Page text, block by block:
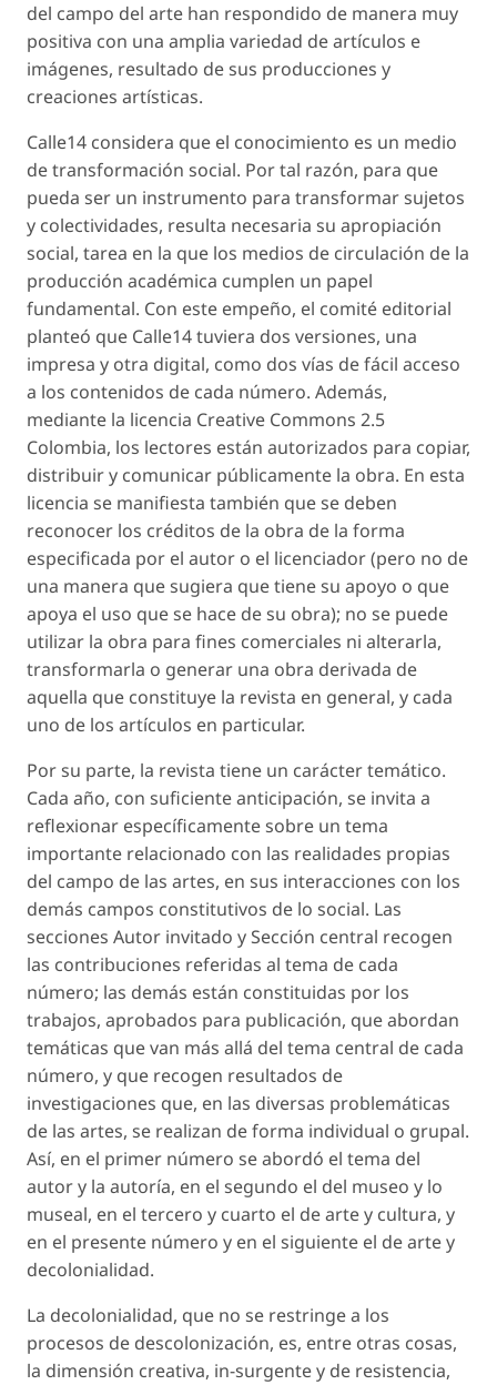
del campo del arte han respondido de manera muy
positiva con una amplia variedad de artículos e
imágenes, resultado de sus producciones y
creaciones artísticas.
Calle14 considera que el conocimiento es un medio
de transformación social. Por tal razón, para que
pueda ser un instrumento para transformar sujetos
y colectividades, resulta necesaria su apropiación
social, tarea en la que los medios de circulación de la
producción académica cumplen un papel
fundamental. Con este empeño, el comité editorial
planteó que Calle14 tuviera dos versiones, una
impresa y otra digital, como dos vías de fácil acceso
a los contenidos de cada número. Además,
mediante la licencia Creative Commons 2.5
Colombia, los lectores están autorizados para copiar,
distribuir y comunicar públicamente la obra. En esta
licencia se manifiesta también que se deben
reconocer los créditos de la obra de la forma
especificada por el autor o el licenciador (pero no de
una manera que sugiera que tiene su apoyo o que
apoya el uso que se hace de su obra); no se puede
utilizar la obra para fines comerciales ni alterarla,
transformarla o generar una obra derivada de
aquella que constituye la revista en general, y cada
uno de los artículos en particular.
Por su parte, la revista tiene un carácter temático.
Cada año, con suficiente anticipación, se invita a
reflexionar específicamente sobre un tema
importante relacionado con las realidades propias
del campo de las artes, en sus interacciones con los
demás campos constitutivos de lo social. Las
secciones Autor invitado y Sección central recogen
las contribuciones referidas al tema de cada
número; las demás están constituidas por los
trabajos, aprobados para publicación, que abordan
temáticas que van más allá del tema central de cada
número, y que recogen resultados de
investigaciones que, en las diversas problemáticas
de las artes, se realizan de forma individual o grupal.
Así, en el primer número se abordó el tema del
autor y la autoría, en el segundo el del museo y lo
museal, en el tercero y cuarto el de arte y cultura, y
en el presente número y en el siguiente el de arte y
decolonialidad.
La decolonialidad, que no se restringe a los
procesos de descolonización, es, entre otras cosas,
la dimensión creativa, in-surgente y de resistencia,